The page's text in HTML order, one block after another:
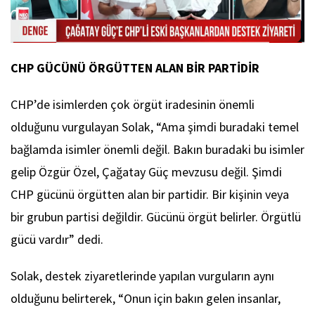
CHP GÜCÜNÜ ÖRGÜTTEN ALAN BİR PARTİDİR
CHP’de isimlerden çok örgüt iradesinin önemli
olduğunu vurgulayan Solak, “Ama şimdi buradaki temel
bağlamda isimler önemli değil. Bakın buradaki bu isimler
gelip Özgür Özel, Çağatay Güç mevzusu değil. Şimdi
CHP gücünü örgütten alan bir partidir. Bir kişinin veya
bir grubun partisi değildir. Gücünü örgüt belirler. Örgütlü
gücü vardır” dedi.
Solak, destek ziyaretlerinde yapılan vurguların aynı
olduğunu belirterek, “Onun için bakın gelen insanlar,